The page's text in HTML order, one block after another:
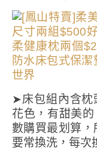
➤床包組內含枕
花色，有甜美
數購買最划算
要常換洗，每次